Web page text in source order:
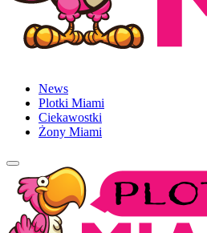
News
Plotki Miami
Ciekawostki
Żony Miami